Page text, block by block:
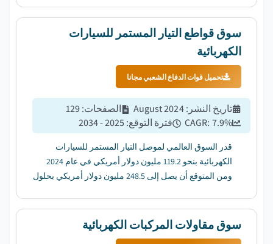
سوق قواطع التيار المستمر للسيارات
الكهربائية
تحميل قوات الدفاع الشعبي مجانا
تاريخ النشر :
August 2024 الصفحات:
129
CAGR: 7.9% فترة التوقع:
2025 - 2034
قدر السوق العالمي لموصل التيار المستمر للسيارات
الكهربائية بنحو 119.2 مليون دولار أمريكي في عام 2024
ومن المتوقع أن يصل إلى 248.5 مليون دولار أمريكي بحلول
سوق مقاولات المركبات الكهربائية